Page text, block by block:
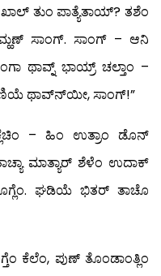
ತುಂ ಪಾತ್ಯೆತಾಯ್? ತಶೆಂ
ಮ್ಹಣ್ ಸಾಂಗ್. ಸಾಂಗ್ – ಆನಿ
ಥಾವ್ನ್ ಭಾಯ್ರ್ ಚಲ್ತಾಂ –
ಥಾವ್ನ್‍ಯೀ, ಸಾಂಗ್!”
– ಹಿಂ ಉತ್ರಾಂ ಡೊನ್
ಮಾತ್ಯಾರ್ ಶೆಳೆಂ ಉದಾಕ್
ಘಡಿಯೆ ಭಿತರ್ ತಾಚೊ
ಕೆಲೆಂ, ಪುಣ್ ತೊಂಡಾಂತ್ಲಿಂ